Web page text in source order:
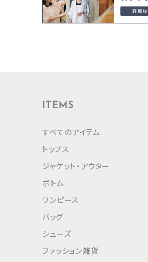
ITEMS
すべてのアイテム
トップス
ジャケット・アウター
ボトム
ワンピース
バッグ
シューズ
ファッション雑貨